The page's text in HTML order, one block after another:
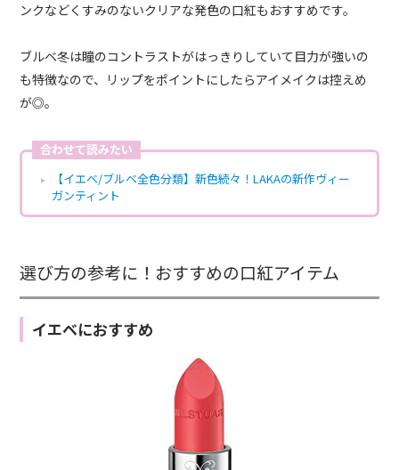
ンクなどくすみのないクリアな発色の口紅もおすすめです。
ブルベ冬は瞳のコントラストがはっきりしていて目力が強いの
も特徴なので、リップをポイントにしたらアイメイクは控えめ
が◎。
合わせて読みたい
【イエベ/ブルベ全色分類】新色続々！LAKAの新作ヴィー
ガンティント
選び方の参考に！おすすめの口紅アイテム
イエベにおすすめ